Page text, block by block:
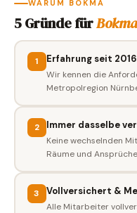
WARUM BOKMA
5 Gründe für
1 Erfahrung seit
Wir kennen die
Metropolregion
2 Immer dasselbe
Keine wechselnden
Räume und
3 Vollversichert &
Alle Mitarbeiter